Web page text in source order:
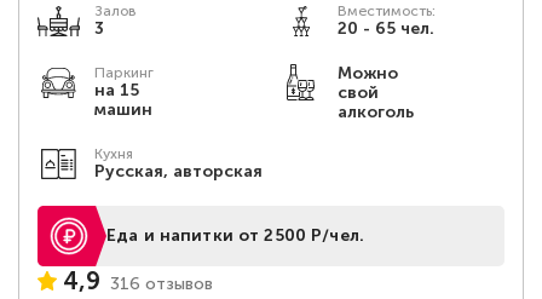
Залов
3
Вместимость:
20 - 65 чел.
Паркинг
на 15
машин
Можно
свой
алкоголь
Кухня
Русская, авторская
Еда и напитки от 2500 Р/чел.
4,9 316 отзывов